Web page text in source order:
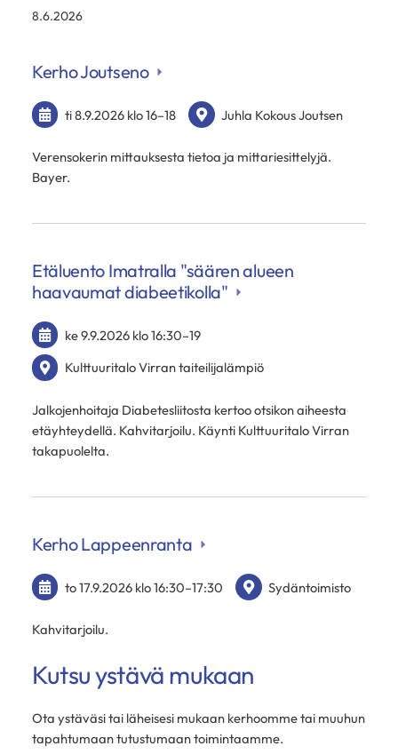
8.6.2026
Kerho Joutseno
ti 8.9.2026 klo 16–18 Juhla Kokous Joutsen
Verensokerin mittauksesta tietoa ja mittariesittelyjä.
Bayer.
Etäluento Imatralla "säären alueen
haavaumat diabeetikolla"
ke 9.9.2026 klo 16:30–19
Kulttuuritalo Virran taiteilijalämpiö
Jalkojenhoitaja Diabetesliitosta kertoo otsikon aiheesta
etäyhteydellä. Kahvitarjoilu. Käynti Kulttuuritalo Virran
takapuolelta.
Kerho Lappeenranta
to 17.9.2026 klo 16:30–17:30 Sydäntoimisto
Kahvitarjoilu.
Kutsu ystävä mukaan
Ota ystäväsi tai läheisesi mukaan kerhoomme tai muuhun
tapahtumaan tutustumaan toimintaamme.